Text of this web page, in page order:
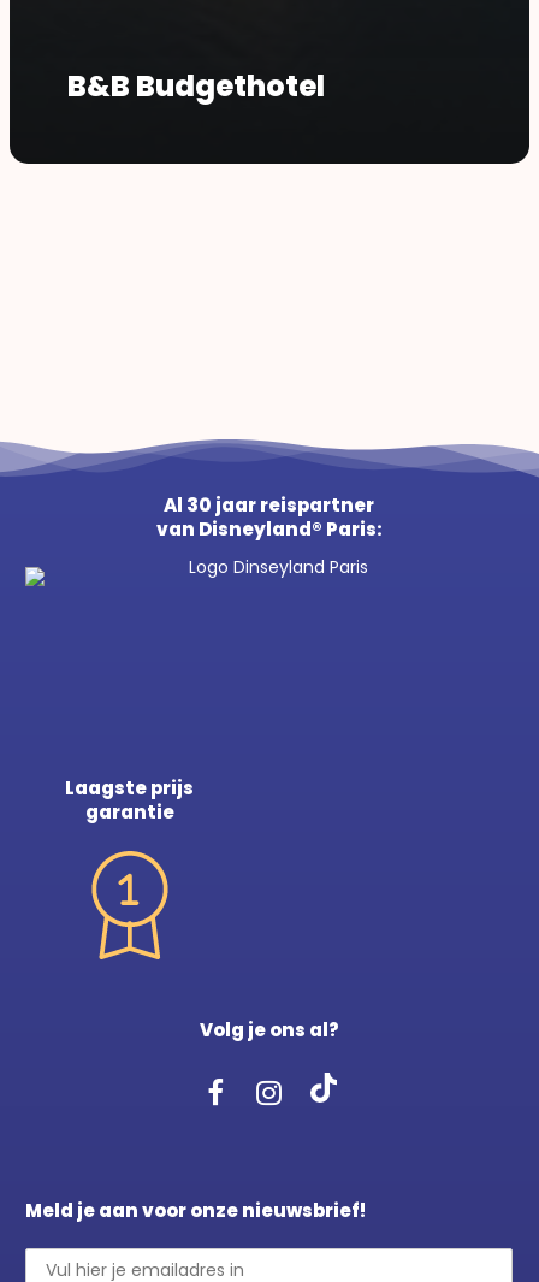
B&B Budgethotel
Al 30 jaar reispartner
van Disneyland® Paris:
Laagste prijs
garantie
Volg je ons al?
Meld je aan voor onze nieuwsbrief!